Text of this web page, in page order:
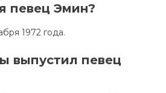
певец Эмин?
1972 года.
выпустил певец